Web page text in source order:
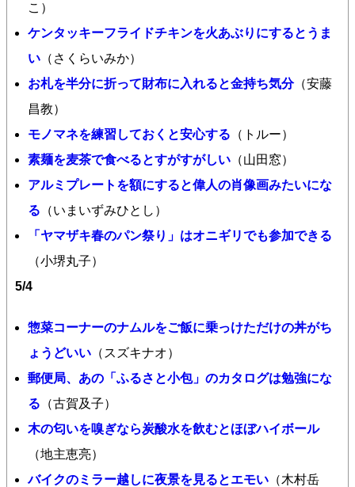
こ）
ケンタッキーフライドチキンを火あぶりにするとうま
い （さくらいみか）
お札を半分に折って財布に入れると金持ち気分（安藤
昌教）
モノマネを練習しておくと安心する （トルー）
素麺を麦茶で食べるとすがすがしい （山田窓）
アルミプレートを額にすると偉人の肖像画みたいにな
る （いまいずみひとし）
「ヤマザキ春のパン祭り」はオニギリでも参加できる
（小堺丸子）
5/4
惣菜コーナーのナムルをご飯に乗っけただけの丼がち
ょうどいい （スズキナオ）
郵便局、あの「ふるさと小包」のカタログは勉強にな
る （古賀及子）
木の匂いを嗅ぎなら炭酸水を飲むとほぼハイボール
（地主恵亮）
バイクのミラー越しに夜景を見るとエモい （木村岳